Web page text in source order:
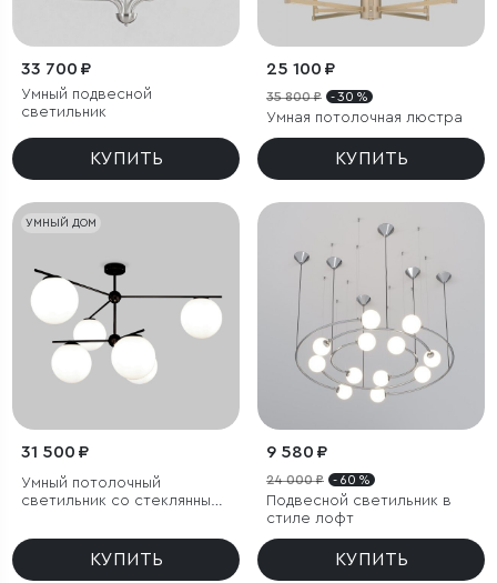
33 700 ₽
Умный подвесной
светильник
КУПИТЬ
25 100 ₽
35 800 ₽ - 30 %
Умная потолочная люстра
КУПИТЬ
УМНЫЙ ДОМ
31 500 ₽
Умный потолочный
светильник со стеклянными
КУПИТЬ
9 580 ₽
24 000 ₽ - 60 %
Подвесной светильник в
стиле лофт
КУПИТЬ